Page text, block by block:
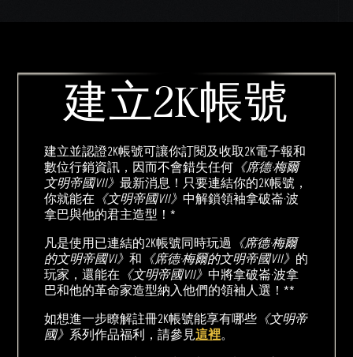
建立2K帳號
建立並認證2K帳號可讓你訂閱及收取2K電子報和
數位行銷資訊，因而不會錯失任何 《席德·梅爾
文明帝國VII》 最新消息！只要連結你的2K帳號，
你就能在 《文明帝國VII》 中解鎖領袖拿破崙·波
拿巴與他的君主造型！*
凡是使用已連結的2K帳號同時玩過 《席德·梅爾
的文明帝國VI》 和 《席德·梅爾的文明帝國VII》 的
玩家，還能在 《文明帝國VII》 中將拿破崙·波拿
巴和他的革命家造型納入他們的領袖人選！**
如想進一步瞭解註冊2K帳號能享有哪些 《文明帝
國》 系列作品福利，請參見這裡。